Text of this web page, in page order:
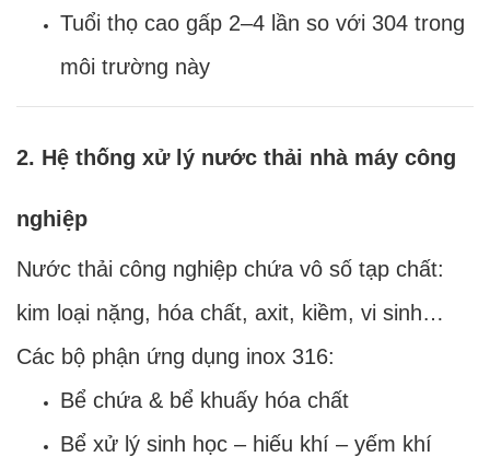
Tuổi thọ cao gấp 2–4 lần so với 304 trong
môi trường này
2. Hệ thống xử lý nước thải nhà máy công
nghiệp
Nước thải công nghiệp chứa vô số tạp chất:
kim loại nặng, hóa chất, axit, kiềm, vi sinh…
Các bộ phận ứng dụng inox 316:
Bể chứa & bể khuấy hóa chất
Bể xử lý sinh học – hiếu khí – yếm khí